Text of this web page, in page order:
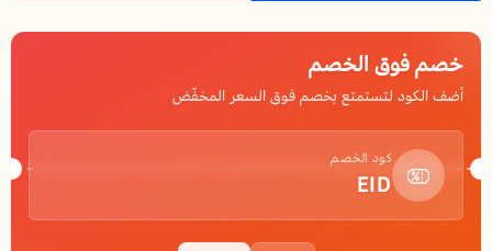
خصم فوق الخصم
أضف الكود لتستمتع بخصم فوق السعر المخفّض
كود الخصم
EID